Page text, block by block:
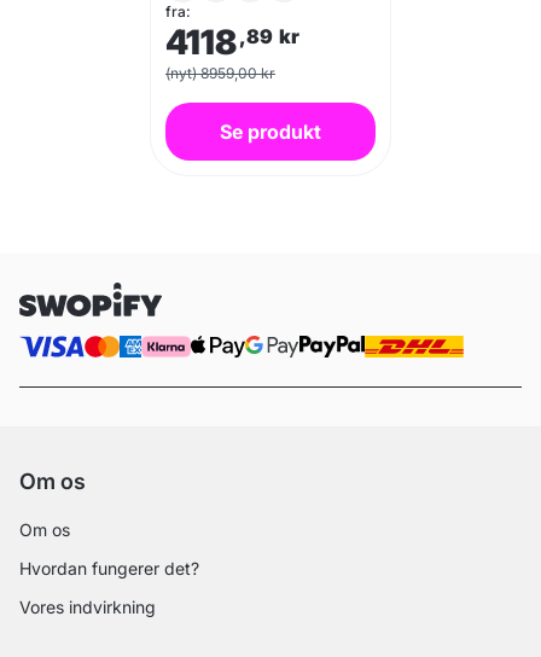
fra:
4118,89 kr
(nyt) 8959,00 kr
Se produkt
Om os
Om os
Hvordan fungerer det?
Vores indvirkning